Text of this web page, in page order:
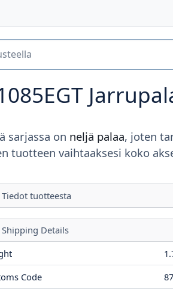
sarjassa on neljä palaa, joten
tuotteen vaihtaaksesi koko
Tiedot tuotteesta
Shipping Details
Code